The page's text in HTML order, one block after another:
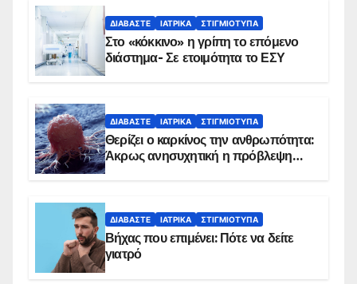
ΔΙΑΒΆΣΤΕ ΙΑΤΡΙΚΆ ΣΤΙΓΜΙΌΤΥΠΑ
Στο «κόκκινο» η γρίπη το επόμενο
διάστημα- Σε ετοιμότητα το ΕΣΥ
ΔΙΑΒΆΣΤΕ ΙΑΤΡΙΚΆ ΣΤΙΓΜΙΌΤΥΠΑ
Θερίζει ο καρκίνος την ανθρωπότητα:
Άκρως ανησυχητική η πρόβλεψη…
ΔΙΑΒΆΣΤΕ ΙΑΤΡΙΚΆ ΣΤΙΓΜΙΌΤΥΠΑ
Βήχας που επιμένει: Πότε να δείτε
γιατρό